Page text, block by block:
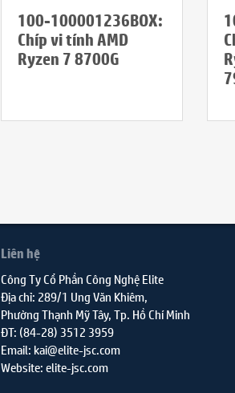
100-100001236BOX:
Chíp vi tính AMD
Ryzen 7 8700G
Liên hệ
Công Ty Cổ Phần Công Nghệ Elite
Địa chỉ: 289/1 Ung Văn Khiêm,
Phường Thạnh Mỹ Tây, Tp. Hồ Chí Minh
ĐT: (84-28) 3512 3959
Email: kai@elite-jsc.com
Website: elite-jsc.com